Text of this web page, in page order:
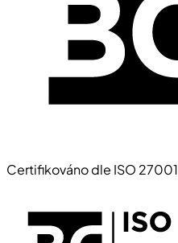
Certifikováno dle ISO 27001